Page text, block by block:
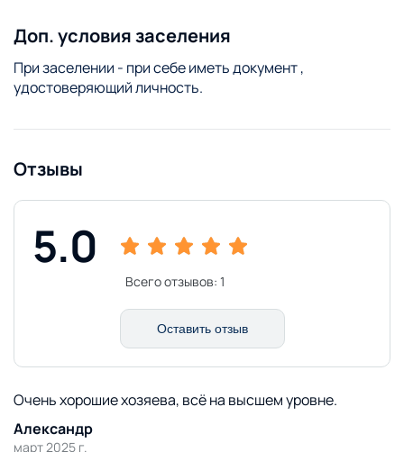
Доп. условия заселения
При заселении - при себе иметь документ ,
удостоверяющий личность.
Отзывы
5.0
Всего отзывов: 1
Оставить отзыв
Очень хорошие хозяева, всё на высшем уровне.
Александр
март 2025 г.